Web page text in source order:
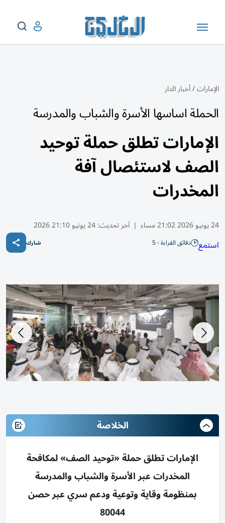
الإمارات/أخبار الدار
الحملة اساسها الأسرة والشباب والمدرسة
الإمارات تطلق حملة توحيد
الصف لاستئصال آفة
المخدرات
24 يونيو 2026 21:02 مساء | آخر تحديث:24 يونيو 21:10 2026
استمع دقائق القراءة - 5 شارك
الخلاصة
الإمارات تطلق حملة «توحيد الصف» لمكافحة
المخدرات عبر الأسرة والشباب والمدرسة
بمنظومة وقاية وتوعية ودعم سري عبر حصن
80044